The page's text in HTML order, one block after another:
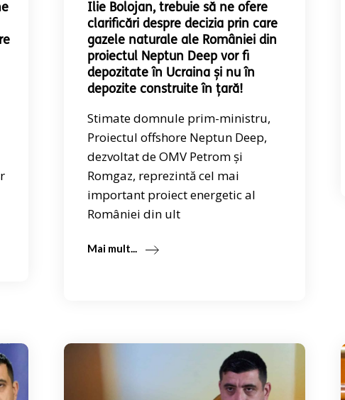
Ilie Bolojan, trebuie să ne ofere
clarificări despre decizia prin care
gazele naturale ale României din
proiectul Neptun Deep vor fi
depozitate în Ucraina și nu în
depozite construite în țară!
Stimate domnule prim-ministru,
Proiectul offshore Neptun Deep,
dezvoltat de OMV Petrom și
Romgaz, reprezintă cel mai
important proiect energetic al
României din ult
Mai mult...